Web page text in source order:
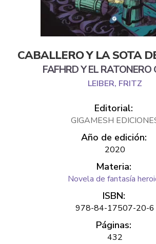
CABALLERO Y LA SOTA
FAFHRD Y EL RATONERO
LEIBER, FRITZ
Editorial:
GIGAMESH
Año de edición:
2020
Materia:
Novela de fantasía
ISBN:
978-84-17507-20-6
Páginas:
432